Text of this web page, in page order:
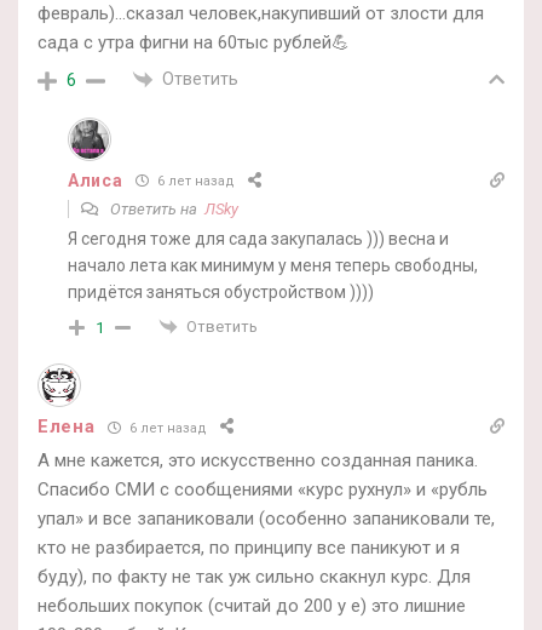
февраль)…сказал человек,накупивший от злости для
сада с утра фигни на 60тыс рублей💪
6 Ответить
Алиса 6 лет назад
Ответить на ЛSky
Я сегодня тоже для сада закупалась ))) весна и
начало лета как минимум у меня теперь свободны,
придётся заняться обустройством ))))
1 Ответить
Елена 6 лет назад
А мне кажется, это искусственно созданная паника.
Спасибо СМИ с сообщениями «курс рухнул» и «рубль
упал» и все запаниковали (особенно запаниковали те,
кто не разбирается, по принципу все паникуют и я
буду), по факту не так уж сильно скакнул курс. Для
небольших покупок (считай до 200 у е) это лишние